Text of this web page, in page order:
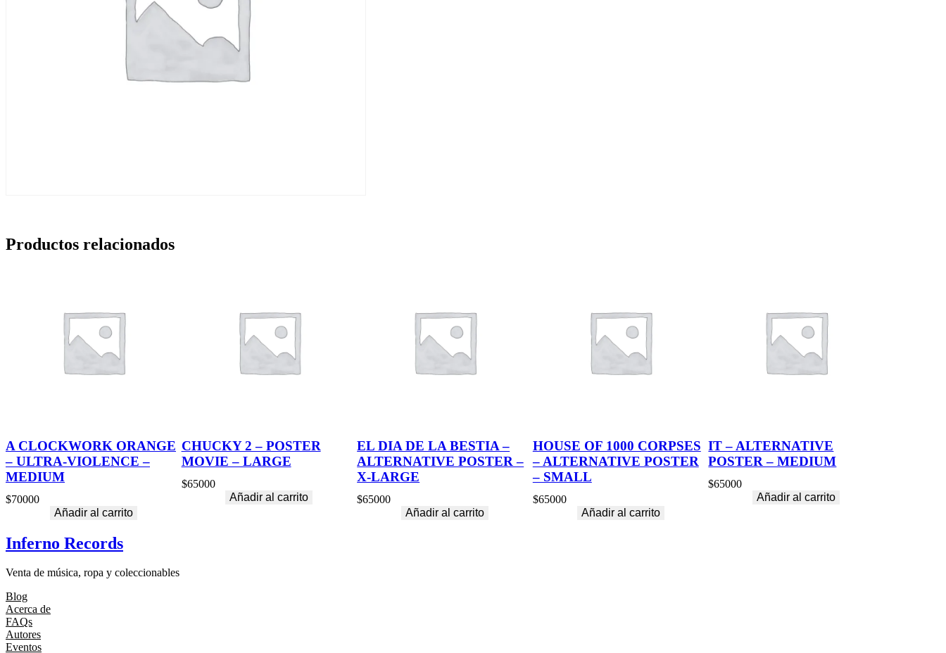
Productos relacionados
A CLOCKWORK ORANGE
– ULTRA-VIOLENCE –
MEDIUM
$70000
Añadir al carrito
CHUCKY 2 – POSTER
MOVIE – LARGE
$65000
Añadir al carrito
EL DIA DE LA BESTIA –
ALTERNATIVE POSTER –
X-LARGE
$65000
Añadir al carrito
HOUSE OF 1000 CORPSES
– ALTERNATIVE POSTER
– SMALL
$65000
Añadir al carrito
IT – ALTERNATIVE
POSTER – MEDIUM
$65000
Añadir al carrito
Inferno Records
Venta de música, ropa y coleccionables
Blog
Acerca de
FAQs
Autores
Eventos